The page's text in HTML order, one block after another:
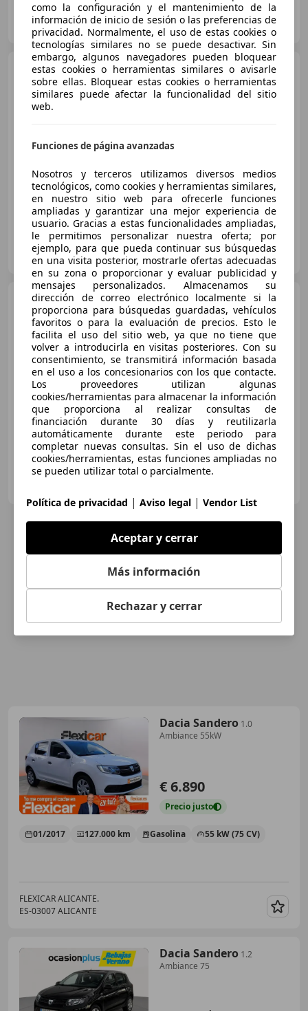
FLEXICAR MADRID GRUPO
ES-2870 SAN SEBASTIAN DE LOS REYES
Dacia Sandero 1.2
Ambiance 75
Sin
05/2014 16.223 km Gasolina 55 kW (75 CV)
AUTOHERO CENTER MADRID
ES-28050 MADRID
Dacia Sandero1.2
Ambiance 75
€ 4.450 1
Preciojusto
05/2014 232.305 km Gasolina 55 kW (75 CV)
OCASIONPLUS SEVILLA CENTRO II
Dacia Sandero 1.0
Ambiance 55kW
€ 6.890
Precio justo
01/2017 127.000 km Gasolina 55 kW (75 CV)
FLEXICAR ALICANTE.
ES-03007 ALICANTE
Dacia Sandero 1.2
Ambiance 75
como la configuración y el mantenimiento de la
información de inicio de sesión o las preferencias de
privacidad. Normalmente, el uso de estas cookies o
tecnologías similares no se puede desactivar. Sin
embargo, algunos navegadores pueden bloquear
estas cookies o herramientas similares o avisarle
sobre ellas. Bloquear estas cookies o herramientas
similares puede afectar la funcionalidad del sitio
web.
Funciones de página avanzadas
Nosotros y terceros utilizamos diversos medios
tecnológicos, como cookies y herramientas similares,
en nuestro sitio web para ofrecerle funciones
ampliadas y garantizar una mejor experiencia de
usuario. Gracias a estas funcionalidades ampliadas,
le permitimos personalizar nuestra oferta; por
ejemplo, para que pueda continuar sus búsquedas
en una visita posterior, mostrarle ofertas adecuadas
en su zona o proporcionar y evaluar publicidad y
mensajes personalizados. Almacenamos su
dirección de correo electrónico localmente si la
proporciona para búsquedas guardadas, vehículos
favoritos o para la evaluación de precios. Esto le
facilita el uso del sitio web, ya que no tiene que
volver a introducirla en visitas posteriores. Con su
consentimiento, se transmitirá información basada
en el uso a los concesionarios con los que contacte.
Los proveedores utilizan algunas
cookies/herramientas para almacenar la información
que proporciona al realizar consultas de
financiación durante 30 días y reutilizarla
automáticamente durante este periodo para
completar nuevas consultas. Sin el uso de dichas
cookies/herramientas, estas funciones ampliadas no
se pueden utilizar total o parcialmente.
Política de privacidad | Aviso legal | Vendor List
Aceptar y cerrar
Más información
Rechazar y cerrar